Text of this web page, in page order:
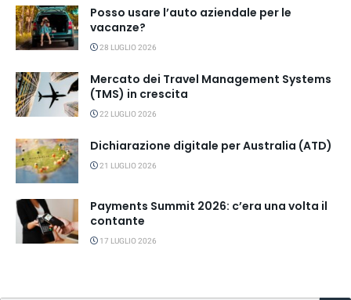
Posso usare l’auto aziendale per le
vacanze?
28 LUGLIO 2026
Mercato dei Travel Management Systems
(TMS) in crescita
22 LUGLIO 2026
Dichiarazione digitale per Australia (ATD)
21 LUGLIO 2026
Payments Summit 2026: c’era una volta il
contante
17 LUGLIO 2026